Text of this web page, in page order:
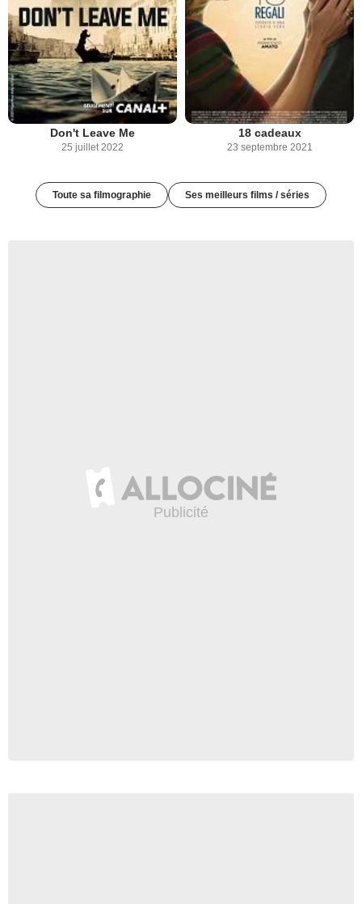
Don't Leave Me
25 juillet 2022
18 cadeaux
23 septembre 2021
Toute sa filmographie Ses meilleurs films / séries